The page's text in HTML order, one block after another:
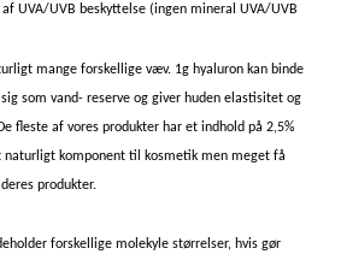
UVA/UVB beskyttelse (ingen mineral UVA/UVB
mange forskellige væv. 1g hyaluron kan binde
som vand- reserve og giver huden elastisitet og
fleste af vores produkter har et indhold på 2,5%
naturligt komponent til kosmetik men meget få
produkter.
forskellige molekyle størrelser, hvis gør